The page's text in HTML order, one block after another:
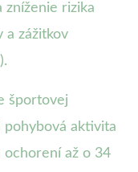
rizika
a zážitkov
športovej
aktivita
ochorení až o 34